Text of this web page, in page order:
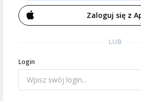
Zaloguj się z
LUB
Login